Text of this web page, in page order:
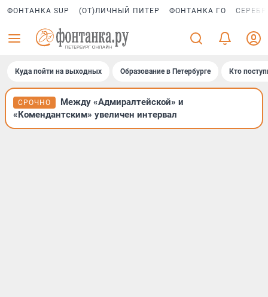
ФОНТАНКА SUP (ОТ)ЛИЧНЫЙ ПИТЕР ФОНТАНКА ГО
Куда пойти на выходных Образование в Петербурге Кто
СРОЧНО
Между «Адмиралтейской» и
«Комендантским» увеличен интервал